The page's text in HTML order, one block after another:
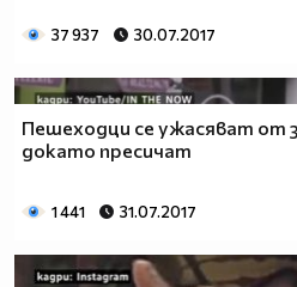
37 937 30.07.2017
Пешеходци се ужасяват от
докато пресичат
1 441 31.07.2017